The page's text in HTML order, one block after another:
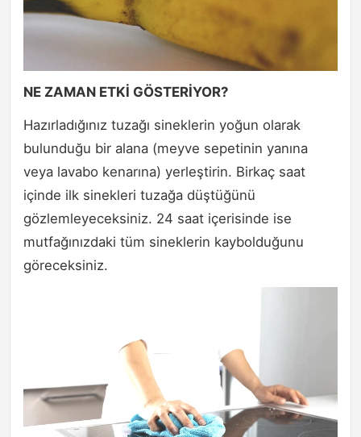
NE ZAMAN ETKİ GÖSTERİYOR?
Hazırladığınız tuzağı sineklerin yoğun olarak
bulunduğu bir alana (meyve sepetinin yanına
veya lavabo kenarına) yerleştirin. Birkaç saat
içinde ilk sinekleri tuzağa düştüğünü
gözlemleyeceksiniz. 24 saat içerisinde ise
mutfağınızdaki tüm sineklerin kaybolduğunu
göreceksiniz.